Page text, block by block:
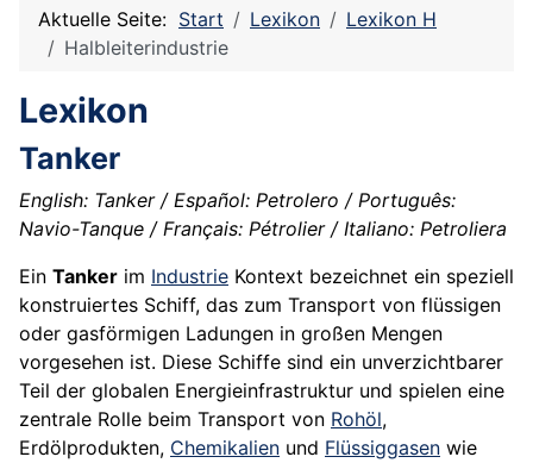
Aktuelle Seite: Start Lexikon
Lexikon H
Halbleiterindustrie
Lexikon
Tanker
English: Tanker / Español: Petrolero / Português:
Navio-Tanque / Français: Pétrolier / Italiano: Petroliera
Ein Tanker im Industrie Kontext bezeichnet ein speziell
konstruiertes Schiff, das zum Transport von flüssigen
oder gasförmigen Ladungen in großen Mengen
vorgesehen ist. Diese Schiffe sind ein unverzichtbarer
Teil der globalen Energieinfrastruktur und spielen eine
zentrale Rolle beim Transport von Rohöl,
Erdölprodukten, Chemikalien und Flüssiggasen wie